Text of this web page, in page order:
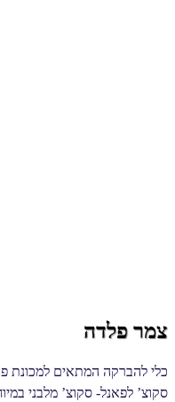
צמר פלדה
כלי להברקה המתאים למכונת
סקוצ’ לפאנל- סקוצ’ מלבני